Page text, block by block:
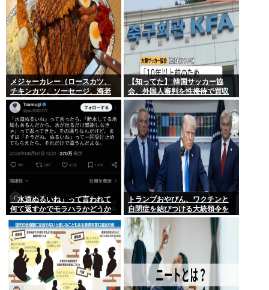
メジャーカレー（ロースカツ、
チキンカツ、ソーセージ、海老
フライ、ゆで卵）ケンモメンな
ら余裕でペロリだろ？
【知ってた】 韓国サッカー協
会、外国人審判を性接待で買収
していた事が判明
「水道ぬるいね」って言われて
何て返すかでモラハラかどうか
わかるらしいwww
トランプおやびん、ワクチンと
自閉症を結びつける大統領令を
発表へ、